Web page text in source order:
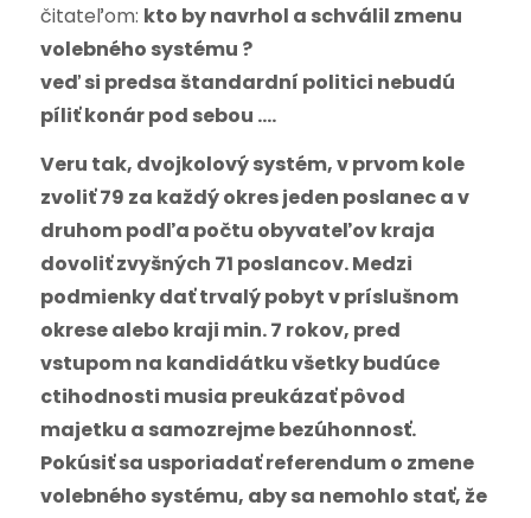
čitateľom: kto by navrhol a schválil zmenu
volebného systému ?
veď si predsa štandardní politici nebudú
píliť konár pod sebou ….
Veru tak, dvojkolový systém, v prvom kole
zvoliť 79 za každý okres jeden poslanec a v
druhom podľa počtu obyvateľov kraja
dovoliť zvyšných 71 poslancov. Medzi
podmienky dať trvalý pobyt v príslušnom
okrese alebo kraji min. 7 rokov, pred
vstupom na kandidátku všetky budúce
ctihodnosti musia preukázať pôvod
majetku a samozrejme bezúhonnosť.
Pokúsiť sa usporiadať referendum o zmene
volebného systému, aby sa nemohlo stať, že